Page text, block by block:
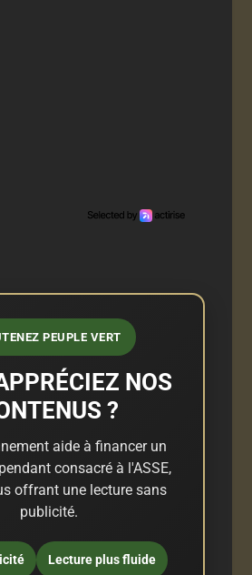
PEUPLE VERT
NOS
?
aide à financer un
consacré à l'ASSE,
offrant une lecture sans
publicité.
Lecture plus fluide